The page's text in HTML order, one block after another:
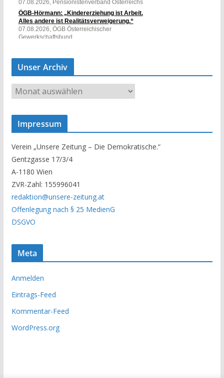
Unser Archiv
U
n
s
A
r
c
h
i
v
Impressum
Verein „Unsere Zeitung – Die Demokratische.“
Gentzgasse 17/3/4
A-1180 Wien
ZVR-Zahl: 155996041
redaktion@unsere-zeitung.at
Offenlegung nach § 25 MedienG
DSGVO
Meta
Anmelden
Eintrags-Feed
Kommentar-Feed
WordPress.org